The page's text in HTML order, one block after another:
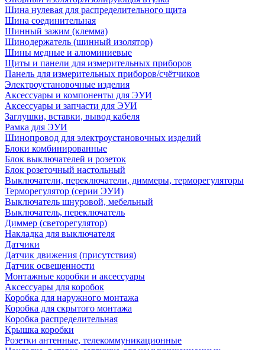
Шина нулевая для распределительного щита
Шина соединительная
Шинный зажим (клемма)
Шинодержатель (шинный изолятор)
Шины медные и алюминиевые
Щиты и панели для измерительных приборов
Панель для измерительных приборов/счётчиков
Электроустановочные изделия
Аксессуары и компоненты для ЭУИ
Аксессуары и запчасти для ЭУИ
Заглушки, вставки, вывод кабеля
Рамка для ЭУИ
Шинопровод для электроустановочных изделий
Блоки комбинированные
Блок выключателей и розеток
Блок розеточный настольный
Выключатели, переключатели, диммеры, терморегуляторы
Терморегулятор (серии ЭУИ)
Выключатель шнуровой, мебельный
Выключатель, переключатель
Диммер (светорегулятор)
Накладка для выключателя
Датчики
Датчик движения (присутствия)
Датчик освещенности
Монтажные коробки и аксессуары
Аксессуары для коробок
Коробка для наружного монтажа
Коробка для скрытого монтажа
Коробка распределительная
Крышка коробки
Розетки антенные, телекоммуникационные